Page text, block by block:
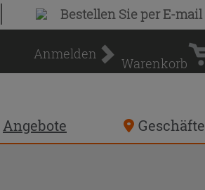
Bestellen Sieper E-mail
Anmelden
Warenkorb
Warenkorb
Angebote Geschäfte